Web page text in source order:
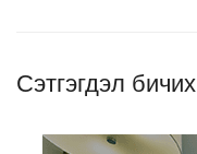
Сэтгэгдэл бичих